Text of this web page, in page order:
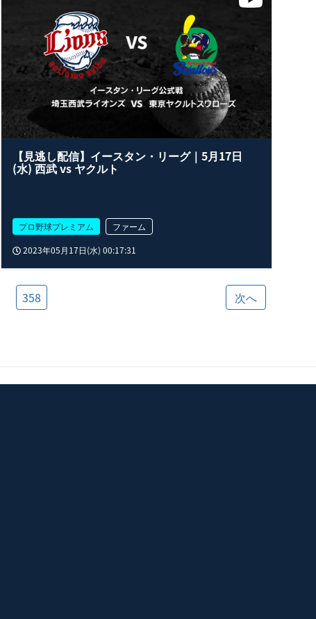
【見逃し配信】イースタン・リーグ｜5月17日
(水) 西武 vs ヤクルト
プロ野球プレミアム
ファーム
2023年05月17日(水) 00:17:31
次へ
358